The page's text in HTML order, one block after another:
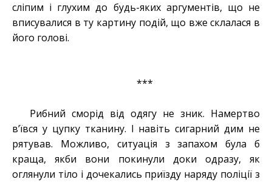
сліпим і глухим до будь-яких аргументів, що не
вписувалися в ту картину подій, що вже склалася в
його голові.
***
Рибний сморід від одягу не зник. Намертво
в’ївся у цупку тканину. І навіть сигарний дим не
рятував. Можливо, ситуація з запахом була б
краща, якби вони покинули доки одразу, як
оглянули тіло і дочекались приїзду наряду поліції з